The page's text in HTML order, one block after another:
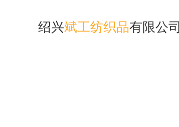
绍兴斌工纺织品有限公司